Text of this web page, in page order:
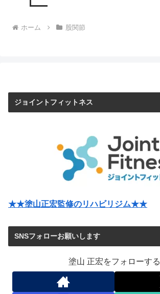
ホーム 股関節
ジョイントフィットネス
★★塗山正宏監修のリハビリジム★★
SNSフォローお願いします
塗山 正宏をフォローする